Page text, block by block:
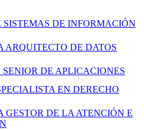
DE INFORMACIÓN
ARQUITECTO DE DATOS
DE APLICACIONES
EN DERECHO
GESTOR DE LA ATENCIÓN E